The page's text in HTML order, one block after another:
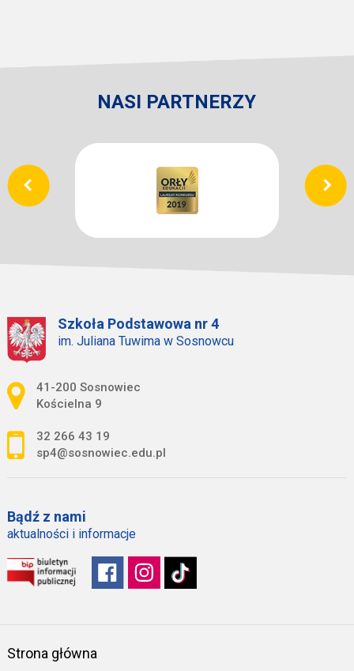
NASI PARTNERZY
Szkoła Podstawowa nr 4
im. Juliana Tuwima w Sosnowcu
Adres pocztowy:
41-200 Sosnowiec
Kościelna 9
32 266 43 19
sp4@sosnowiec.edu.pl
Bądź z nami
aktualności i informacje
Strona główna